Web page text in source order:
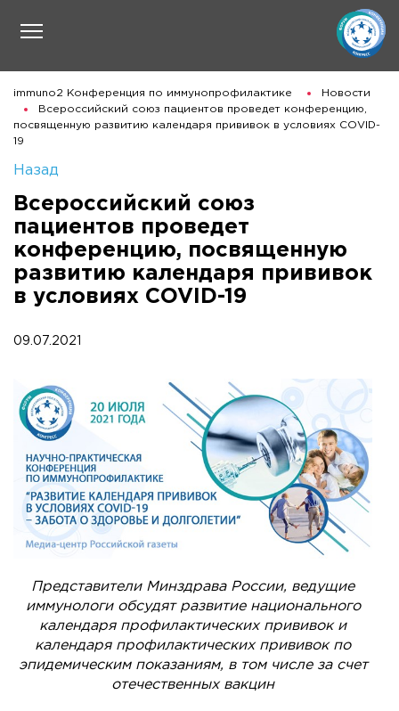
immuno2 Конференция по иммунопрофилактике
Новости
Всероссийский союз пациентов проведет конференцию,
посвященную развитию календаря прививок в условиях COVID-
19
Назад
Всероссийский союз
пациентов проведет
конференцию, посвященную
развитию календаря прививок
в условиях COVID-19
09.07.2021
Представители Минздрава России, ведущие
иммунологи обсудят развитие национального
календаря профилактических прививок и
календаря профилактических прививок по
эпидемическим показаниям, в том числе за счет
отечественных вакцин